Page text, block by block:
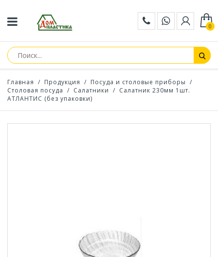
0
Главная / Продукция / Посуда и столовые приборы /
Столовая посуда / Салатники / Салатник 230мм 1шт.
АТЛАНТИС (без упаковки)